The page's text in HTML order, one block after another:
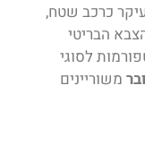
כרכב שטח,
הבריטי
לסוגי
משוריינים